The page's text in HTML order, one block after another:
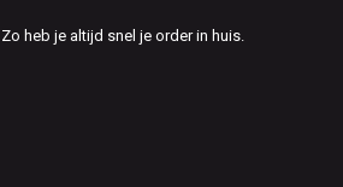
Zo heb je altijd snel je order in huis.